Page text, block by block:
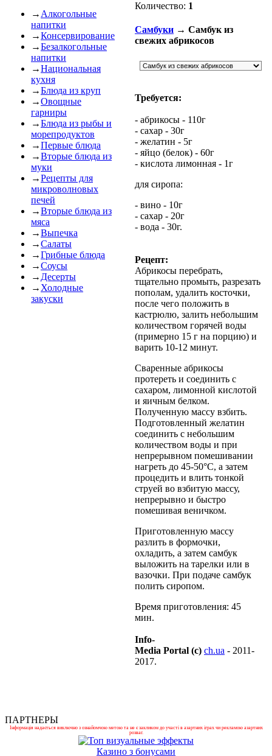
→ Алкогольные
напитки
→Консервирование
→Безалкогольные
напитки
→Национальная
кухня
→Блюда из круп
→Овощные
гарниры
→Блюда из рыбы и
морепродуктов
→Первые блюда
→Вторые блюда из
муки
→Рецепты для
микроволновых
печей
→Вторые блюда из
мяса
→Выпечка
→Салаты
→Грибные блюда
→Соусы
→ Десерты
→ Холодные
закуски
Количество: 1
Самбуки → Самбук из
свежих абрикосов
Требуется:
- абрикосы - 110г
- сахар - 30г
- желатин - 5г
- яйцо (белок) - 60г
- кислота лимонная - 1г
для сиропа:
- вино - 10г
- сахар - 20г
- вода - 30г.
Рецепт:
Абрикосы перебрать,
тщательно промыть, разрезать
пополам, удалить косточки,
после чего положить в
кастрюлю, залить небольшим
количеством горячей воды
(примерно 15 г на порцию) и
варить 10-12 минут.
Сваренные абрикосы
протереть и соединить с
сахаром, лимонной кислотой
и яичным белком.
Полученную массу взбить.
Подготовленный желатин
соединить с небольшим
количеством воды и при
непрерывном помешивании
нагреть до 45-50°С, а затем
процедить и влить тонкой
струей во взбитую массу,
непрерывно и быстро
помешивая веничком.
Приготовленную массу
разлить в формочки,
охладить, а затем самбук
выложить на тарелки или в
вазочки. При подаче самбук
полить сиропом.
Время приготовления: 45
мин.
Info-
Media Portal (c) ch.ua - 2011-
2017.
ПАРТНЕРЫ
Інформація надається виключно з ознайомчою метою та не є закликом до участі в азартних іграх чи рекламою азартних
розваг.
Казино з бонусами